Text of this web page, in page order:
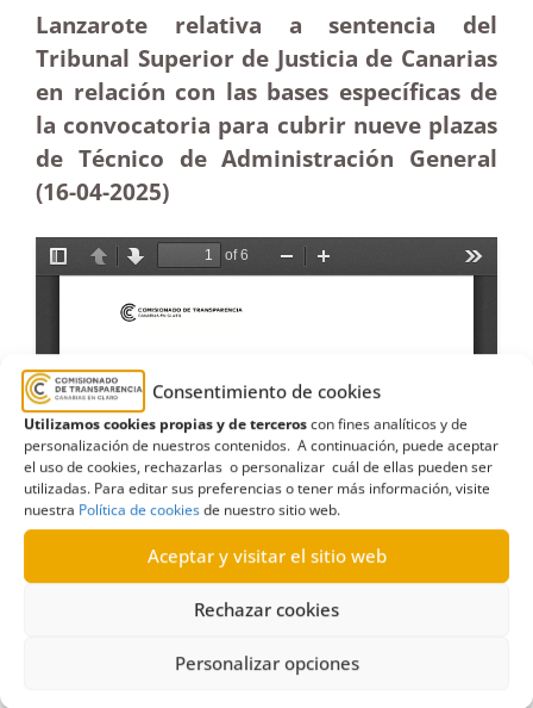
Consentimiento de cookies
Utilizamos cookies propias y de terceroscon fines analíticos y de
personalización de nuestros contenidos. A continuación, puede aceptar
el uso de cookies, rechazarlas o personalizar cuál de ellas pueden ser
utilizadas. Para editar sus preferencias o tener más información, visite
nuestra Política de cookiesde nuestro sitio web.
Aceptar y visitar el sitio web
Rechazar cookies
Personalizar opciones
Lanzarote relativa a sentencia del
Tribunal Superior de Justicia de Canarias
en relación con las bases específicas de
la convocatoria para cubrir nueve plazas
de Técnico de Administración General
(16-04-2025)